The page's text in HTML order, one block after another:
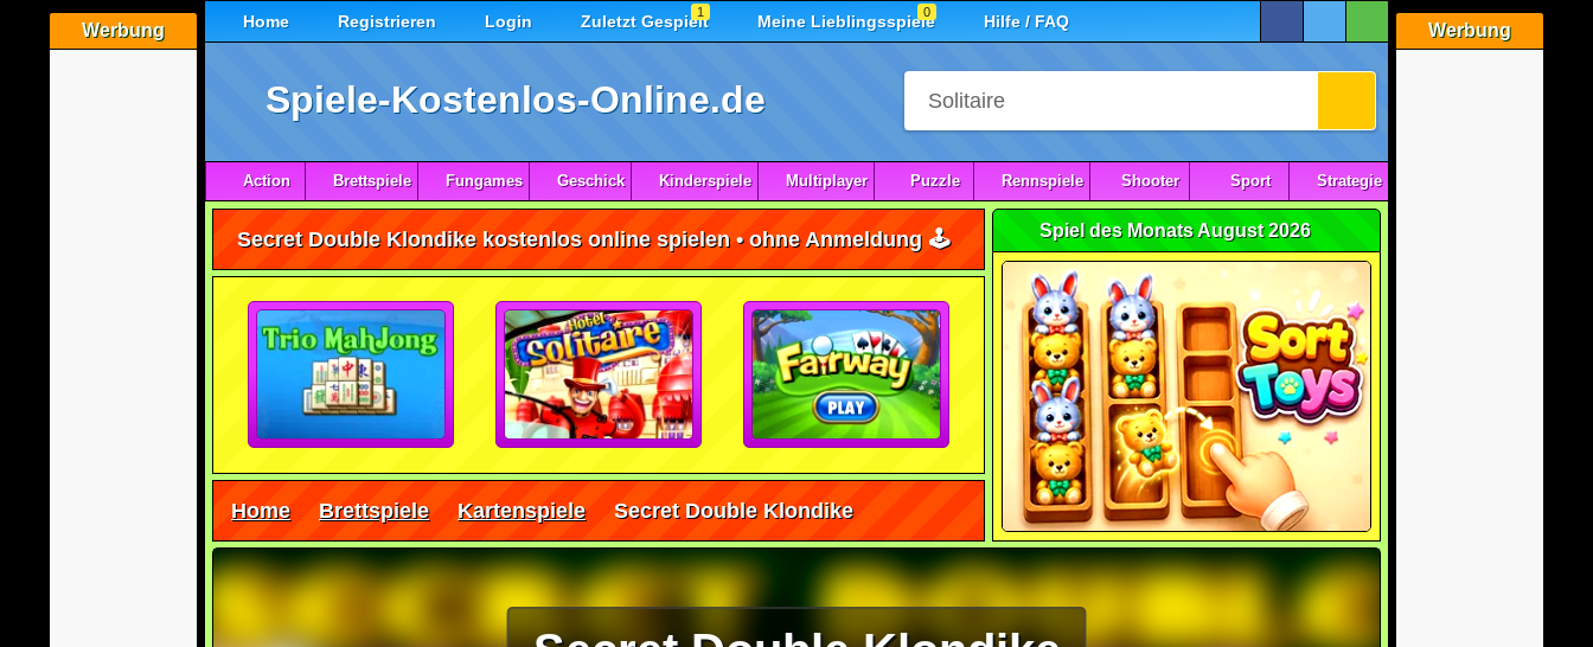
Werbung Werbung
Home Registrieren Login Zuletzt Gespielt
1 Meine Lieblingsspiele
0 Hilfe / FAQ
Spiele-Kostenlos-Online.de
Action Brettspiele Fungames Geschick Kinderspiele Multiplayer Puzzle Rennspiele Shooter Sport Strategie
Secret Double Klondike kostenlos online spielen • ohne Anmeldung 🕹️
Home Brettspiele Kartenspiele Secret Double Klondike
Spiel des Monats August 2026